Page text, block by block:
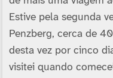
Estive pela segunda
Penzberg, cerca de
desta vez por cinco
visitei quando